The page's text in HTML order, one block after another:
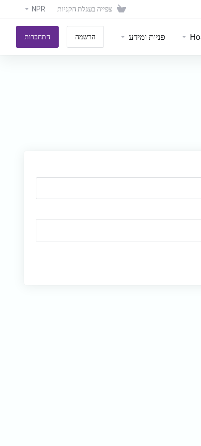
צפייה בעגלת הקניות NPR
פניות ומידע הרשמה התחברות